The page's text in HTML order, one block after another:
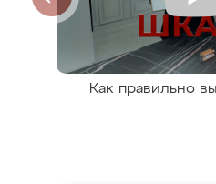
Как правильно